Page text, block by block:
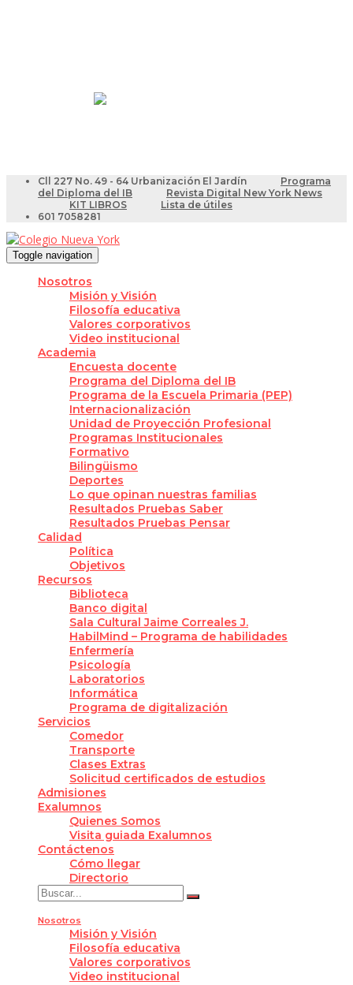
Cll 227 No. 49 - 64 Urbanización El Jardín
Programa
del Diploma del IB
Revista Digital New York News
KIT LIBROS
Lista de útiles
601 7058281
Toggle navigation
Nosotros
Misión y Visión
Filosofía educativa
Valores corporativos
Video institucional
Academia
Encuesta docente
Programa del Diploma del IB
Programa de la Escuela Primaria (PEP)
Internacionalización
Unidad de Proyección Profesional
Programas Institucionales
Formativo
Bilingüismo
Deportes
Lo que opinan nuestras familias
Resultados Pruebas Saber
Resultados Pruebas Pensar
Calidad
Política
Objetivos
Recursos
Biblioteca
Banco digital
Sala Cultural Jaime Correales J.
HabilMind – Programa de habilidades
Enfermería
Psicología
Laboratorios
Informática
Programa de digitalización
Servicios
Comedor
Transporte
Clases Extras
Solicitud certificados de estudios
Admisiones
Exalumnos
Quienes Somos
Visita guiada Exalumnos
Contáctenos
Cómo llegar
Directorio
Nosotros
Misión y Visión
Filosofía educativa
Valores corporativos
Video institucional